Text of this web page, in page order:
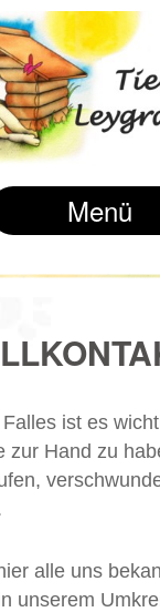
Menü
ist es
zur Hand zu
alle uns
unserem